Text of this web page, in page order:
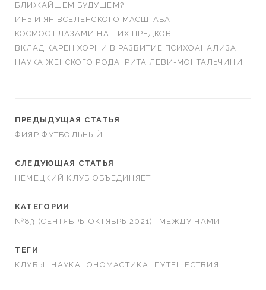
БЛИЖАЙШЕМ БУДУЩЕМ?
ИНЬ И ЯН ВСЕЛЕНСКОГО МАСШТАБА
КОСМОС ГЛАЗАМИ НАШИХ ПРЕДКОВ
ВКЛАД КАРЕН ХОРНИ В РАЗВИТИЕ ПСИХОАНАЛИЗА
НАУКА ЖЕНСКОГО РОДА: РИТА ЛЕВИ-МОНТАЛЬЧИНИ
ПРЕДЫДУЩАЯ СТАТЬЯ
ФИЯР ФУТБОЛЬНЫЙ
СЛЕДУЮЩАЯ СТАТЬЯ
НЕМЕЦКИЙ КЛУБ ОБЪЕДИНЯЕТ
КАТЕГОРИИ
№83 (СЕНТЯБРЬ-ОКТЯБРЬ 2021)
МЕЖДУ НАМИ
ТЕГИ
КЛУБЫ
НАУКА ОНОМАСТИКА ПУТЕШЕСТВИЯ